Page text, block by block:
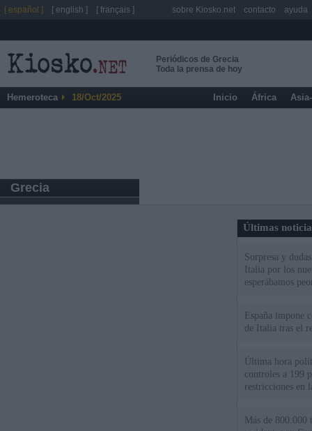
Periódicos de Grecia
Toda la prensa de hoy
Hemeroteca 18/Oct/2025 Inicio África
Grecia
Últimas
Sorpresa y
Italia por los
esperábamos
España impone
de Italia tras el
Última hora
controles a 199
restricciones en
Más de 800.000
[ español ] [ english ] [ français ] sobre Kiosko.net contacto ayuda